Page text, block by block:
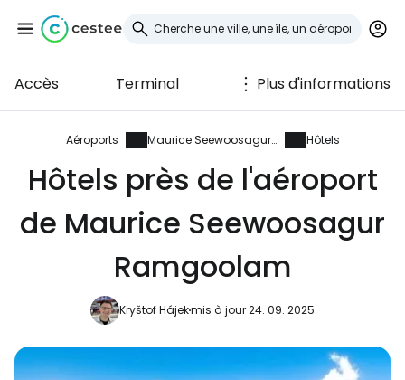
Accès Terminal Plus d'informations
Aéroports Maurice Seewoosagur Ramgoolam Hôtels
Hôtels près de l'aéroport
de Maurice Seewoosagur
Ramgoolam
Kryštof Hájekmis à jour 24. 09. 2025
Se connecter à
Cestee
... la communauté mondiale des voyageurs
Continuer avec Facebook